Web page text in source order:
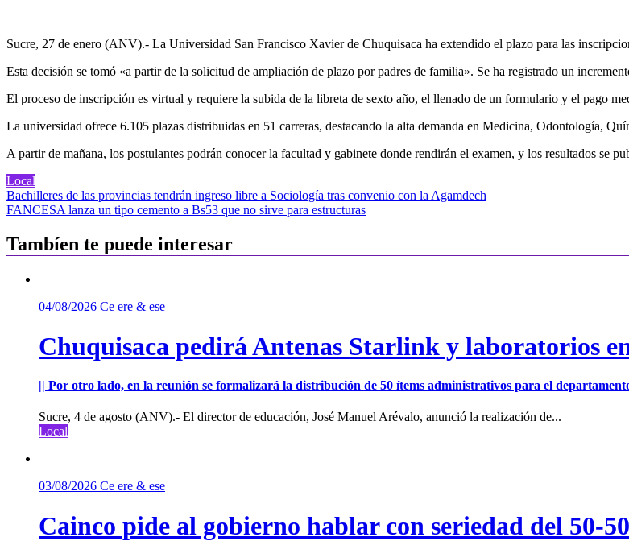
Sucre, 27 de enero (ANV).- La Universidad San Francisco Xavier de Chuquisaca ha extendido el plazo para las
Esta decisión se tomó «a partir de la solicitud de ampliación de plazo por padres de familia». Se ha registrado un
El proceso de inscripción es virtual y requiere la subida de la libreta de sexto año, el llenado de un formulario y el pago
La universidad ofrece 6.105 plazas distribuidas en 51 carreras, destacando la alta demanda en Medicina, Odontología,
A partir de mañana, los postulantes podrán conocer la facultad y gabinete donde rendirán el examen, y los resultados se
Local
Navegación
de
entradas
Bachilleres de las provincias tendrán ingreso libre a Sociología tras convenio con la Agamdech
FANCESA lanza un tipo cemento a Bs53 que no sirve para estructuras
Tambíen te puede interesar
04/08/2026 Ce ere & ese
Chuquisaca pedirá Antenas Starlink y laboratorios
|| Por otro lado, en la reunión se formalizará la distribución de 50 ítems administrativos para el
Sucre, 4 de agosto (ANV).- El director de educación, José Manuel Arévalo, anunció la realización de...
Local
03/08/2026 Ce ere & ese
Cainco pide al gobierno hablar con seriedad del 50-